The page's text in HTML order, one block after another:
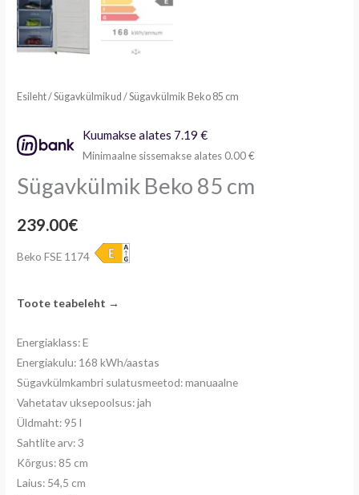
Esileht/Sügavkülmikud / Sügavkülmik Beko 85 cm
Kuumakse alates 7.19 €
Minimaalne sissemakse alates 0.00 €
Sügavkülmik Beko 85 cm
239.00€
Beko FSE 1174
Toote teabeleht →
Energiaklass: E
Energiakulu: 168 kWh/aastas
Sügavkülmkambri sulatusmeetod: manuaalne
Vahetatav uksepoolsus: jah
Üldmaht: 95 l
Sahtlite arv: 3
Kõrgus: 85 cm
Laius: 54,5 cm